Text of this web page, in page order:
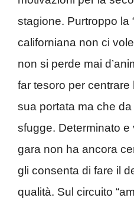
stagione. Purtroppo la
californiana non ci
non si perde mai
far tesoro per centrare
sua portata ma che
sfugge. Determinato e
gara non ha ancora
gli consenta di fare il
qualità. Sul circuito